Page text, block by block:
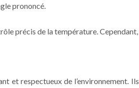
prononcé.
précis de la température.
respectueux de l’environnement.